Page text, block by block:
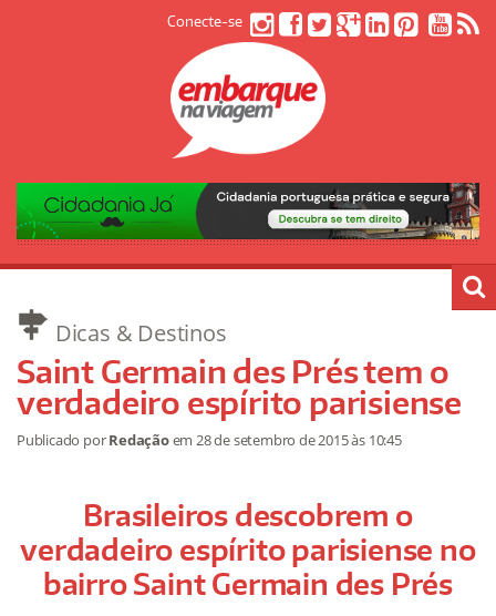
Conecte-se
Dicas & Destinos
Saint Germain des Prés tem o
verdadeiro espírito parisiense
Publicado porRedaçãoem28 de setembro de 2015às 10:45
Brasileiros descobrem o
verdadeiro espírito parisiense no
bairro Saint Germain des Prés